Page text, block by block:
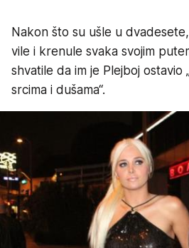
Nakon što su ušle u
vile i krenule svaka svojim
shvatile da im je Plejboj ostavio
srcima i dušama“.